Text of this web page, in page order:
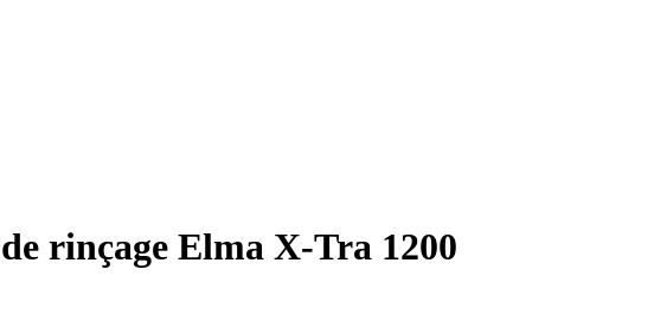
rinçage Elma X-Tra 1200